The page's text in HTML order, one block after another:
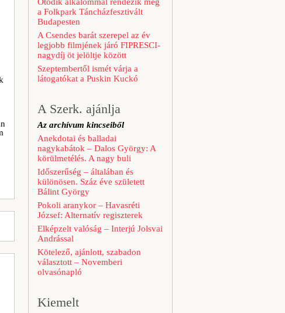
a Folkpark Táncházfesztivált
Budapesten
A Csendes barát szerepel az év
legjobb filmjének járó FIPRESCI-
nagydíj öt jelöltje között
Szeptembertől ismét várja a
látogatókat a Puskin Kuckó
A Szerk. ajánlja
Az archívum kincseiből
Anekdotai és balladai
nagykabátok – Dalos György: A
körülmetélés. A nagy buli
Időszerűség – általában és
különösen. Száz éve született
Bálint György
Pokoli aranykor – Havasréti
József: Alternatív regiszterek
Elképzelt valóság – Interjú Jolsvai
Andrással
Kötelező, ajánlott, szabadon
választott – Novemberi
olvasónapló
Kiemelt